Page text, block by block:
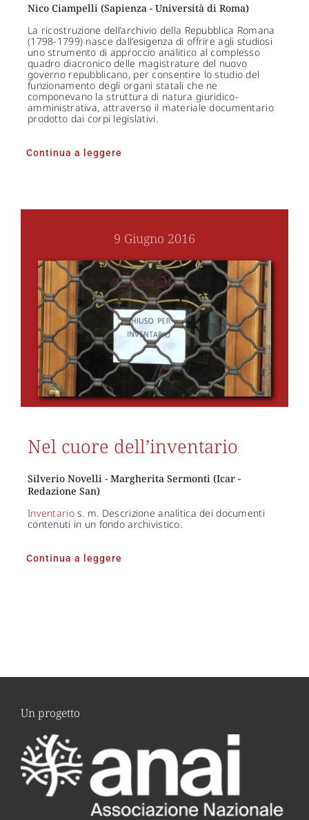
Nico Ciampelli (Sapienza - Università di Roma)
La ricostruzione dell’archivio della Repubblica Romana
(1798-1799) nasce dall’esigenza di offrire agli studiosi
uno strumento di approccio analitico al complesso
quadro diacronico delle magistrature del nuovo
governo repubblicano, per consentire lo studio del
funzionamento degli organi statali che ne
componevano la struttura di natura giuridico-
amministrativa, attraverso il materiale documentario
prodotto dai corpi legislativi.
Continua a leggere
9 Giugno 2016
Nel cuore dell’inventario
Silverio Novelli - Margherita Sermonti (Icar -
Redazione San)
Inventarios. m. Descrizione analitica dei documenti
contenuti in un fondo archivistico.
Continua a leggere
Un progetto